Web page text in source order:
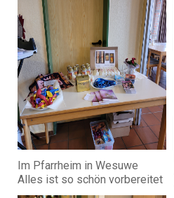
Im Pfarrheim in Wesuwe
Alles ist so schön vorbereitet